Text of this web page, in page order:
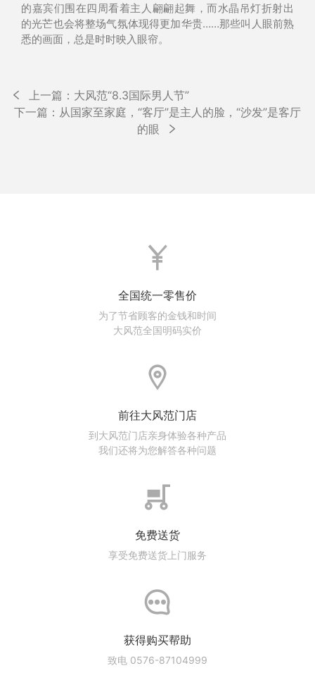
的嘉宾们围在四周看着主人翩翩起舞，而水晶吊灯折射出
的光芒也会将整场气氛体现得更加华贵……那些叫人眼前熟
悉的画面，总是时时映入眼帘。
文
上
一
上一篇：大风范“8.3国际男人节”
下
下一篇：从国家至家庭，“客厅”是主人的脸，“沙发”是客厅
的眼
全国统一零售价
为了节省顾客的金钱和时间
大风范全国明码实价
前往大风范门店
到大风范门店亲身体验各种产品
我们还将为您解答各种问题
免费送货
享受免费送货上门服务
获得购买帮助
致电 0576-87104999